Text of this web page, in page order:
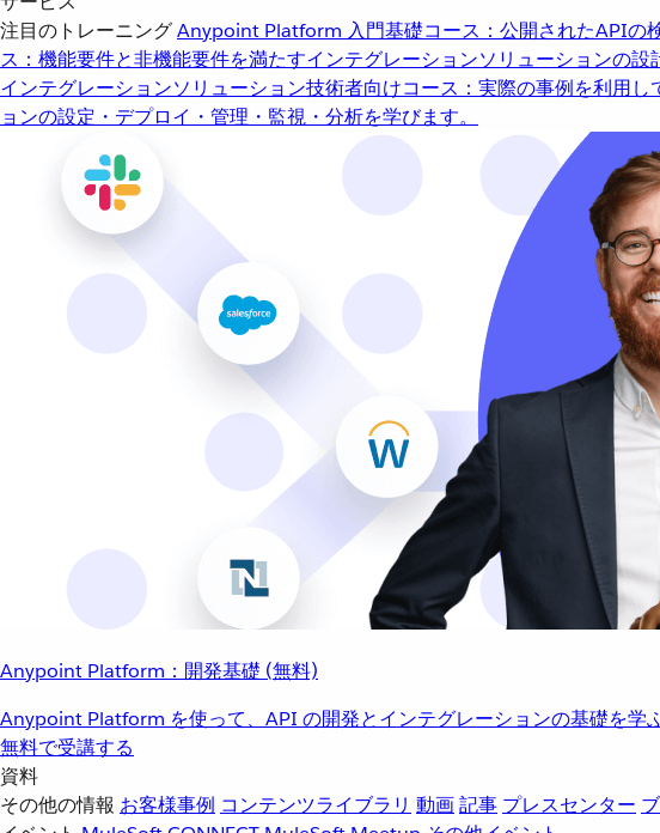
注目のトレーニングAnypoint Platform 入門基礎コース：公開されたAPIの
ス：機能要件と非機能要件を満たすインテグレーションソリューションの設
インテグレーションソリューション技術者向けコース：実際の事例を利用し
ョンの設定・デプロイ・管理・監視・分析を学びます。
Anypoint Platform：開発基礎 (無料)
Anypoint Platform を使って、API の開発とインテグレーションの基礎を学
無料で受講する
資料
その他の情報 お客様事例 コンテンツライブラリ 動画記事 プレスセンター